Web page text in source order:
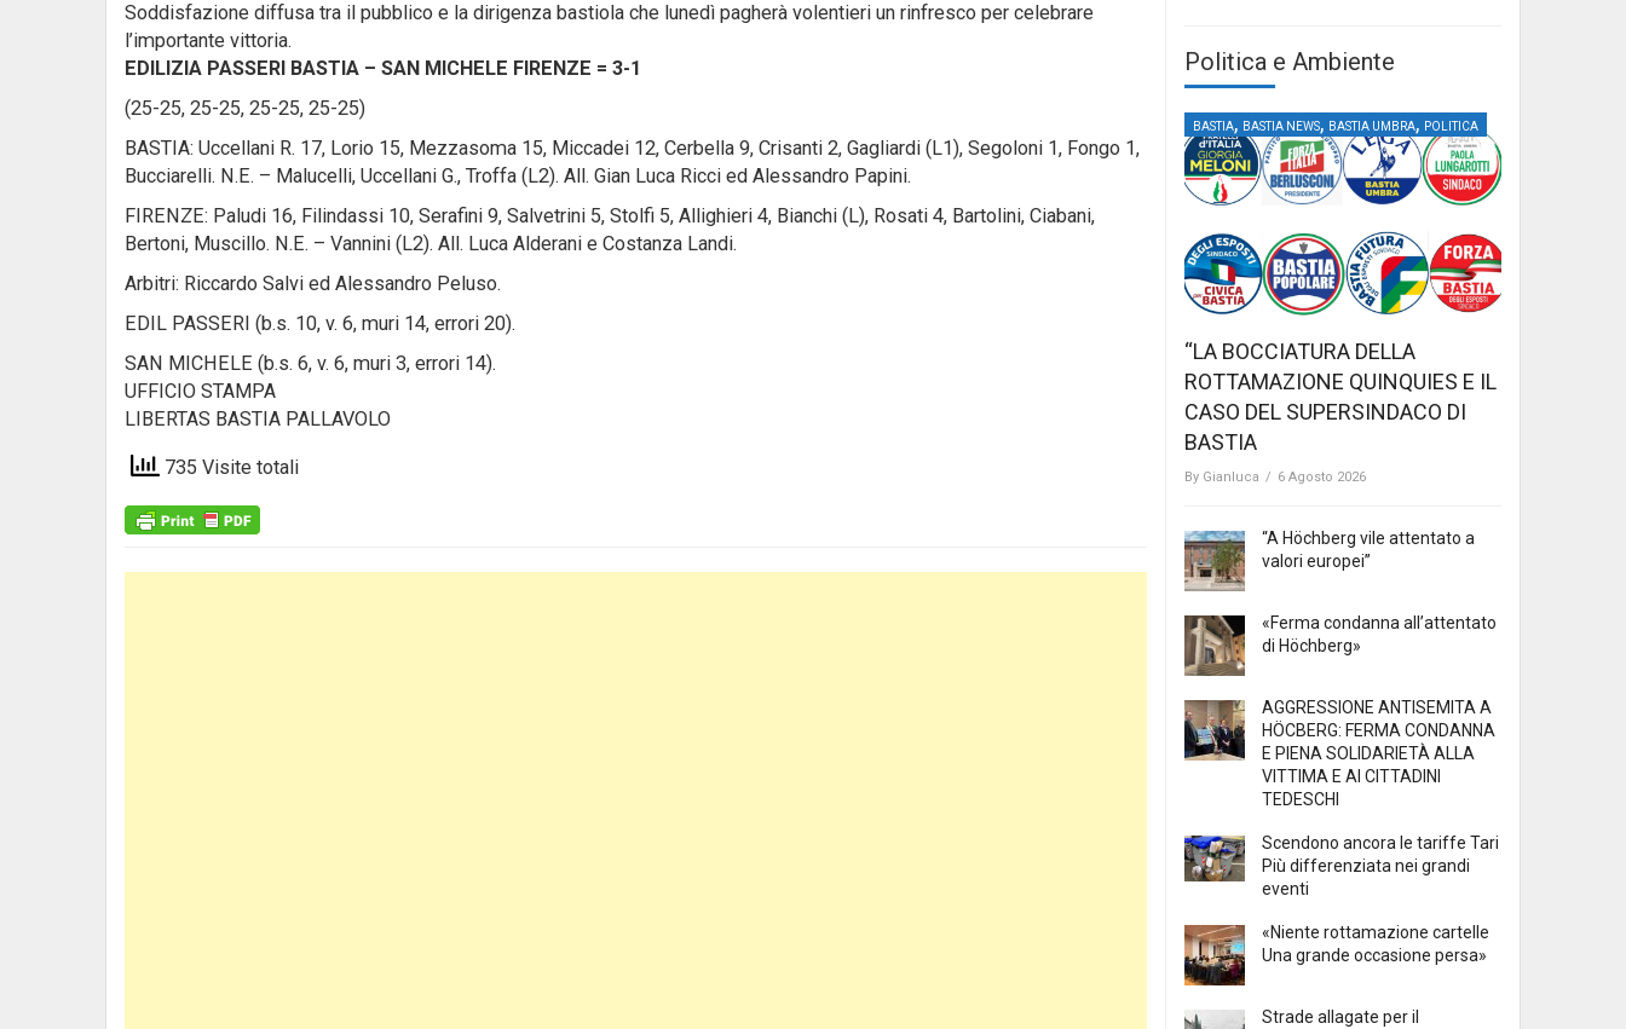
Soddisfazione diffusa tra il pubblico e la dirigenza bastiola che lunedì pagherà volentieri un rinfresco per celebrare
l’importante vittoria.
EDILIZIA PASSERI BASTIA – SAN MICHELE FIRENZE = 3-1
(25-25, 25-25, 25-25, 25-25)
BASTIA: Uccellani R. 17, Lorio 15, Mezzasoma 15, Miccadei 12, Cerbella 9, Crisanti 2, Gagliardi (L1), Segoloni 1, Fongo 1,
Bucciarelli. N.E. – Malucelli, Uccellani G., Troffa (L2). All. Gian Luca Ricci ed Alessandro Papini.
FIRENZE: Paludi 16, Filindassi 10, Serafini 9, Salvetrini 5, Stolfi 5, Allighieri 4, Bianchi (L), Rosati 4, Bartolini, Ciabani,
Bertoni, Muscillo. N.E. – Vannini (L2). All. Luca Alderani e Costanza Landi.
Arbitri: Riccardo Salvi ed Alessandro Peluso.
EDIL PASSERI (b.s. 10, v. 6, muri 14, errori 20).
SAN MICHELE (b.s. 6, v. 6, muri 3, errori 14).
UFFICIO STAMPA
LIBERTAS BASTIA PALLAVOLO
735 Visite totali
Politica e Ambiente
BASTIA, BASTIA NEWS, BASTIA UMBRA, POLITICA
“LA BOCCIATURA DELLA
ROTTAMAZIONE QUINQUIES E IL
CASO DEL SUPERSINDACO DI
BASTIA
By Gianluca / 6 Agosto 2026
“A Höchberg vile attentato a
valori europei”
«Ferma condanna all’attentato
di Höchberg»
AGGRESSIONE ANTISEMITA A
HÖCBERG: FERMA CONDANNA
E PIENA SOLIDARIETÀ ALLA
VITTIMA E AI CITTADINI
TEDESCHI
Scendono ancora le tariffe Tari
Più differenziata nei grandi
eventi
«Niente rottamazione cartelle
Una grande occasione persa»
Strade allagate per il